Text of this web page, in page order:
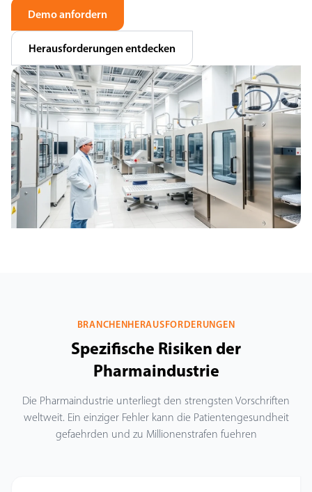
Demo anfordern
Herausforderungen entdecken
BRANCHENHERAUSFORDERUNGEN
Spezifische Risiken der
Pharmaindustrie
Die Pharmaindustrie unterliegt den strengsten Vorschriften
weltweit. Ein einziger Fehler kann die Patientengesundheit
gefaehrden und zu Millionenstrafen fuehren